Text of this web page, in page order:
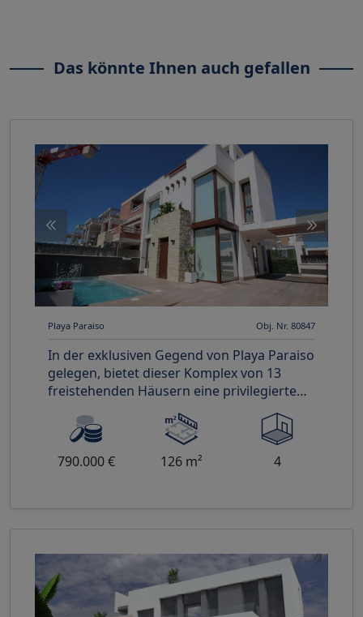
Das könnte Ihnen auch gefallen
Playa Paraiso Obj. Nr. 80847
In der exklusiven Gegend von Playa Paraiso
gelegen, bietet dieser Komplex von 13
freistehenden Häusern eine privilegierte
Umgebung nur 1 km vom Meer
790.000 € 126 m² 4